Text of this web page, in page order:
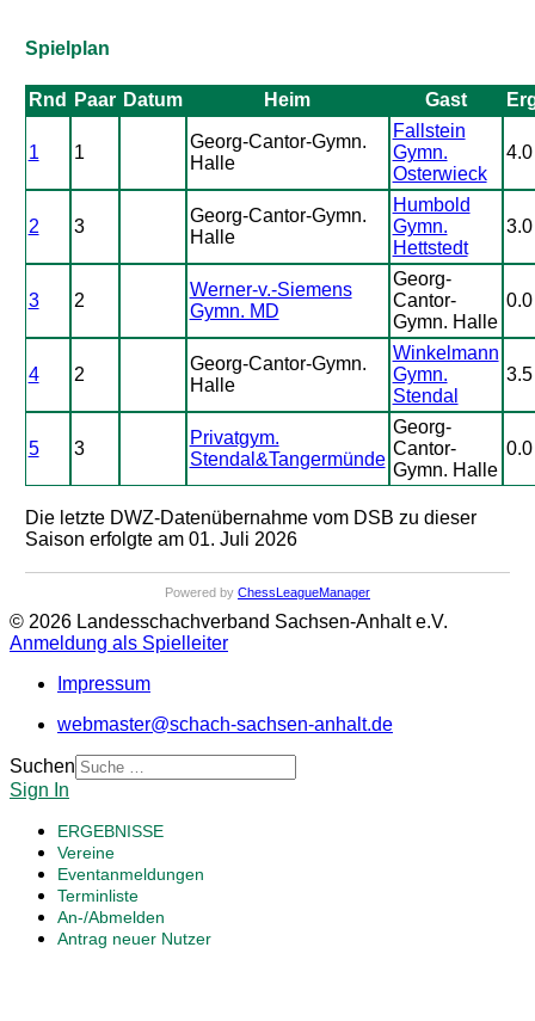
Spielplan
Rnd Paar Datum Heim Gast
1 1
Georg-Cantor-Gymn.
Halle
Fallstein
Gymn.
Osterwieck
2 3
Georg-Cantor-Gymn.
Halle
Humbold
Gymn.
Hettstedt
3 2
Werner-v.-Siemens
Gymn. MD
Georg-
Cantor-
Gymn. Halle
4 2
Georg-Cantor-Gymn.
Halle
Winkelmann
Gymn.
Stendal
5 3
Privatgym.
Stendal&Tangermünde
Georg-
Cantor-
Gymn. Halle
Die letzte DWZ-Datenübernahme vom DSB zu dieser
Saison erfolgte am 01. Juli 2026
Powered by ChessLeagueManager
© 2026 Landesschachverband Sachsen-Anhalt e.V.
Anmeldung als Spielleiter
Impressum
webmaster@schach-sachsen-anhalt.de
Suchen
Sign In
ERGEBNISSE
Vereine
Eventanmeldungen
Terminliste
An-/Abmelden
Antrag neuer Nutzer